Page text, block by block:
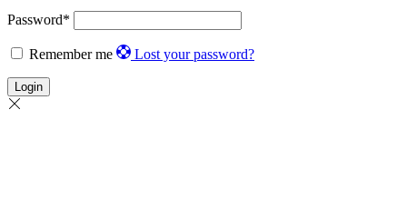
Password*
Remember me Lost your password?
Login